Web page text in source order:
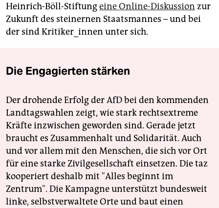
Heinrich-Böll-Stiftungeine Online-Diskussion zur
Zukunft des steinernen Staatsmannes – und bei
der sind Kritiker_innen unter sich.
Die Engagierten stärken
Der drohende Erfolg der AfD bei den kommenden
Landtagswahlen zeigt, wie stark rechtsextreme
Kräfte inzwischen geworden sind. Gerade jetzt
braucht es Zusammenhalt und Solidarität. Auch
und vor allem mit den Menschen, die sich vor Ort
für eine starke Zivilgesellschaft einsetzen. Die taz
kooperiert deshalb mit "Alles beginnt im
Zentrum". Die Kampagne unterstützt bundesweit
linke, selbstverwaltete Orte und baut einen